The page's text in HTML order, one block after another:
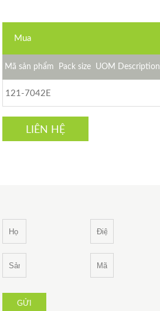
Mua
Mã sản phẩm Pack size UOM Description
121-7042E
LIÊN HỆ
GỬI